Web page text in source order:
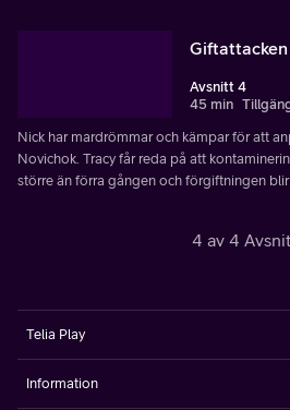
Avsnitt 4
45 min
Nick har mardrömmar och kämpar för att
Novichok. Tracy får reda på att
större än förra gången och förgiftningen
4 av 4
Telia Play
Information